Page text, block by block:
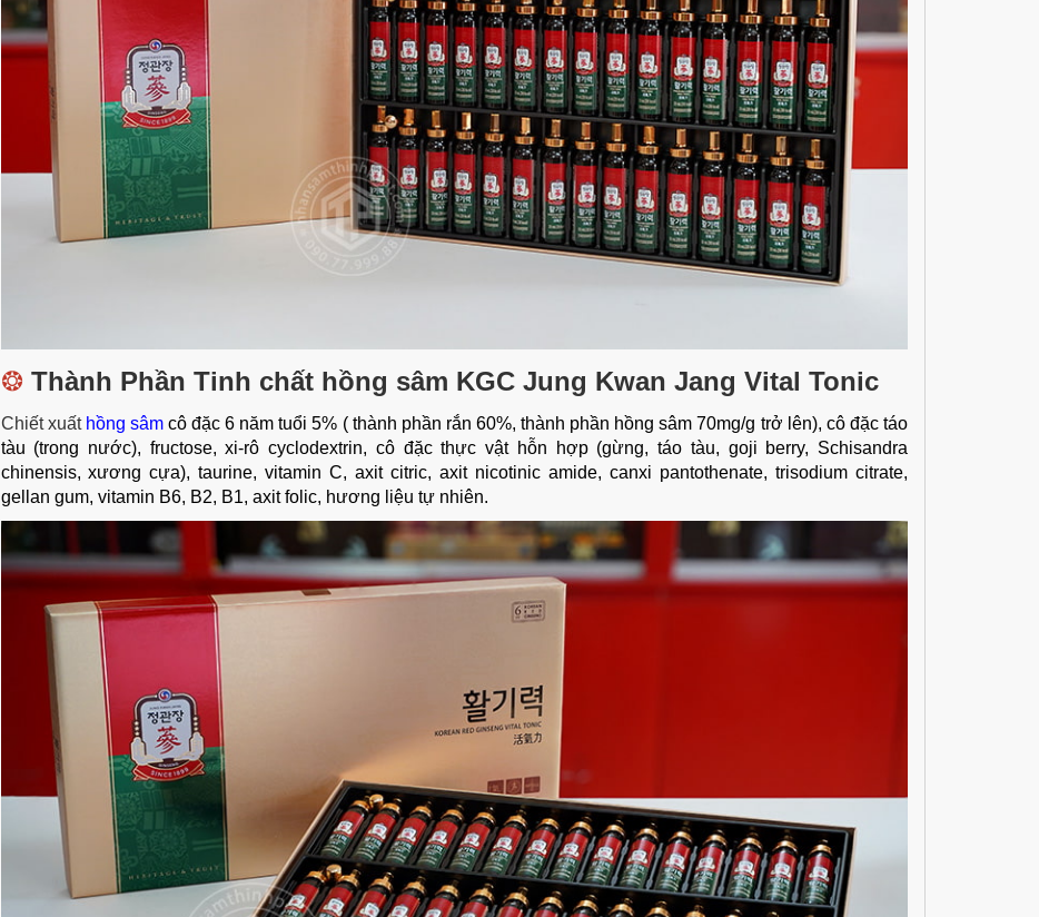
❂ Thành Phần Tinh chất hồng sâm KGC Jung Kwan Jang Vital Tonic
Chiết xuất hồng sâm cô đặc 6 năm tuổi 5% ( thành phần rắn 60%, thành phần hồng sâm 70mg/g trở lên), cô đặc táo
tàu (trong nước), fructose, xi-rô cyclodextrin, cô đặc thực vật hỗn hợp (gừng, táo tàu, goji berry, Schisandra
chinensis, xương cựa), taurine, vitamin C, axit citric, axit nicotinic amide, canxi pantothenate, trisodium citrate,
gellan gum, vitamin B6, B2, B1, axit folic, hương liệu tự nhiên.